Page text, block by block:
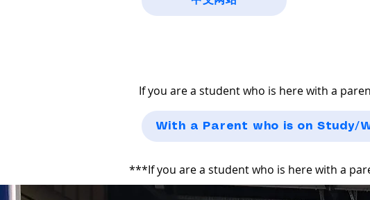
If you are a student who is here with a
With a Parent who is on Study/
***If you are a student who is here with a